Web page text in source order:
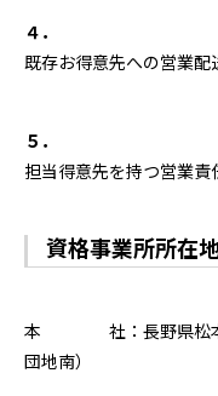
４．
既存お得意先への営業配
５．
担当得意先を持つ営業責
資格事業所所在
本 社：長野県松本市
団地南）